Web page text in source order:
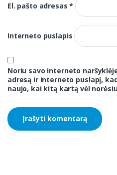
El. pašto adresas*
Interneto puslapis
Noriu savo interneto
adresą ir interneto puslapį,
naujo, kai kitą kartą vėl